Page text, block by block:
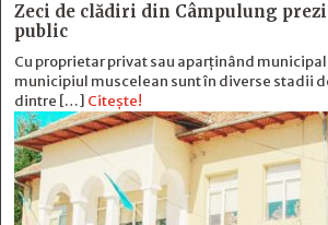
Zeci de clădiri din Câmpulung
public
Cu proprietar privat sau aparținând
municipiul muscelean sunt în diverse stadii
dintre […] Citește!